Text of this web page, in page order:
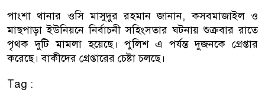
পাংশা থানার ওসি মাসুদুর রহমান জানান, কসবমাজাইল ও
মাছপাড়া ইউনিয়নে নির্বাচনী সহিংসতার ঘটনায় শুক্রবার রাতে
পৃথক দুটি মামলা হয়েছে। পুলিশ এ পর্যন্ত দুজনকে গ্রেপ্তার
করেছে। বাকীদের গ্রেপ্তারের চেষ্টা চলছে।
Tag :